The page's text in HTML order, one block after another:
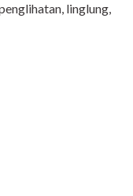
linglung,